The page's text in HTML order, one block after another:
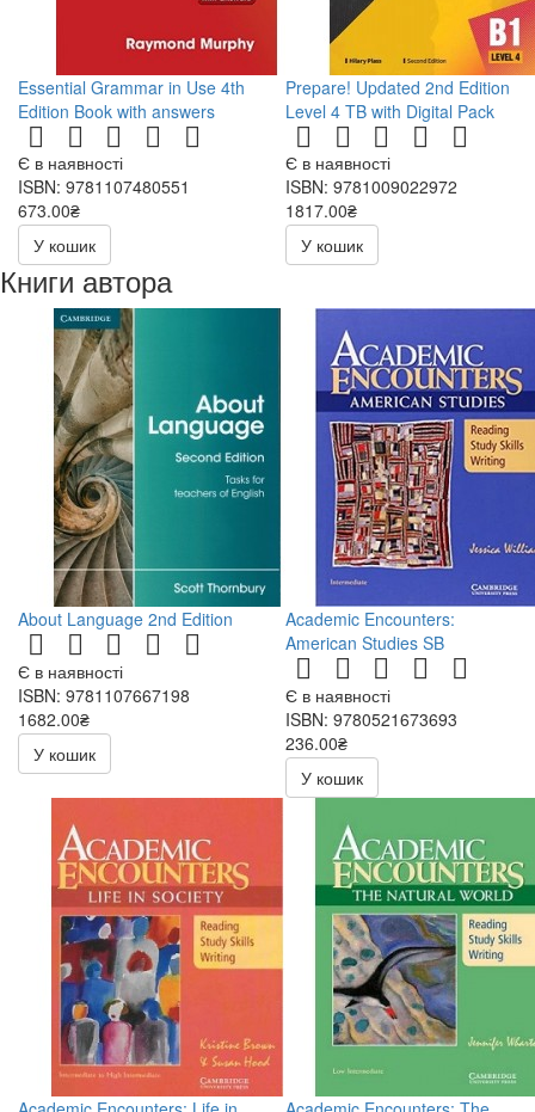
Essential Grammar in Use 4th
Edition Book with answers
Є в наявності
ISBN: 9781107480551
673.00₴
У кошик
Prepare! Updated 2nd Edition
Level 4 TB with Digital Pack
Є в наявності
ISBN: 9781009022972
1817.00₴
У кошик
Книги автора
About Language 2nd Edition
Є в наявності
ISBN: 9781107667198
1682.00₴
У кошик
Academic Encounters:
American Studies SB
Є в наявності
ISBN: 9780521673693
236.00₴
472.00₴
У кошик